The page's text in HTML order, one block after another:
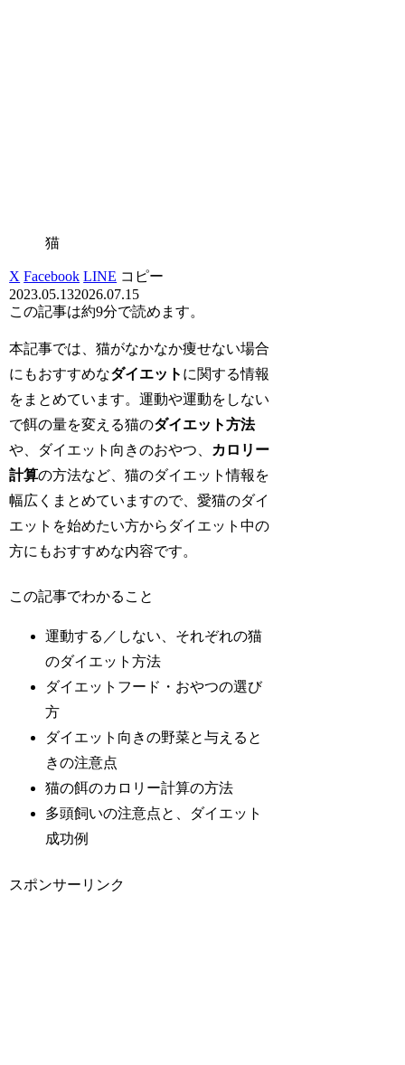
猫
X Facebook LINE コピー
2023.05.132026.07.15
この記事は約9分で読めます。
本記事では、猫がなかなか痩せない場合
にもおすすめなダイエット に関する情報
をまとめています。運動や運動をしない
で餌の量を変える猫のダイエット方法
や、ダイエット向きのおやつ、
カロリー
計算の方法など、猫のダイエット情報を
幅広くまとめていますので、愛猫のダイ
エットを始めたい方からダイエット中の
方にもおすすめな内容です。
この記事でわかること
運動する／しない、それぞれの猫
のダイエット方法
ダイエットフード・おやつの選び
方
ダイエット向きの野菜と与えると
きの注意点
猫の餌のカロリー計算の方法
多頭飼いの注意点と、ダイエット
成功例
スポンサーリンク